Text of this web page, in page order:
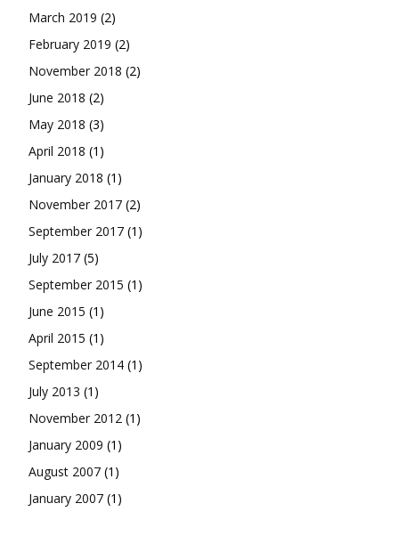
March 2019 (2)
February 2019 (2)
November 2018 (2)
June 2018 (2)
May 2018 (3)
April 2018 (1)
January 2018 (1)
November 2017 (2)
September 2017 (1)
July 2017 (5)
September 2015 (1)
June 2015 (1)
April 2015 (1)
September 2014 (1)
July 2013 (1)
November 2012 (1)
January 2009 (1)
August 2007 (1)
January 2007 (1)